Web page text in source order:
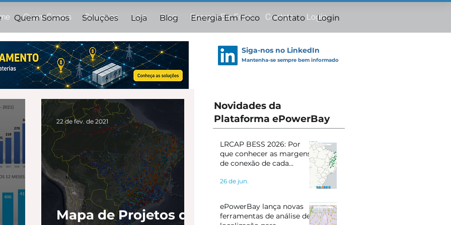
Quem Somos Soluções Loja Blog Energia Em Foco Contato Login
Quem Somos Soluções Loja Blog Energia Em Foco Contato Login
Siga-nos no LinkedIn
Mantenha-se sempre bem informado
Mapa de Projetos de
22 de fev. de 2021
Novidades da
Plataforma ePowerBay
LRCAP BESS 2026: Por
que conhecer as margens
de conexão de cada
sucesso do seu projeto
26 de jun.
ePowerBay lança novas
ferramentas de análise de